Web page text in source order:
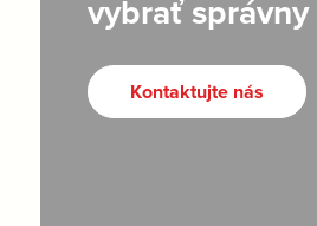
vybrať
Kontaktujte nás